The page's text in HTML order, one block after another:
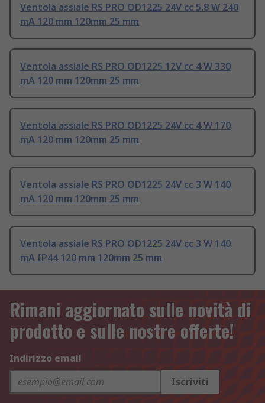
Ventola assiale RS PRO OD1225 24V cc 5.8 W 240
mA 120 mm 120mm 25 mm
Ventola assiale RS PRO OD1225 12V cc 4 W 330
mA 120 mm 120mm 25 mm
Ventola assiale RS PRO OD1225 24V cc 4 W 170
mA 120 mm 120mm 25 mm
Ventola assiale RS PRO OD1225 24V cc 3 W 140
mA 120 mm 120mm 25 mm
Ventola assiale RS PRO OD1225 24V cc 3 W 140
mA IP44 120 mm 120mm 25 mm
Rimani aggiornato sulle novità di
prodotto e sulle nostre offerte!
Indirizzo email
Iscriviti